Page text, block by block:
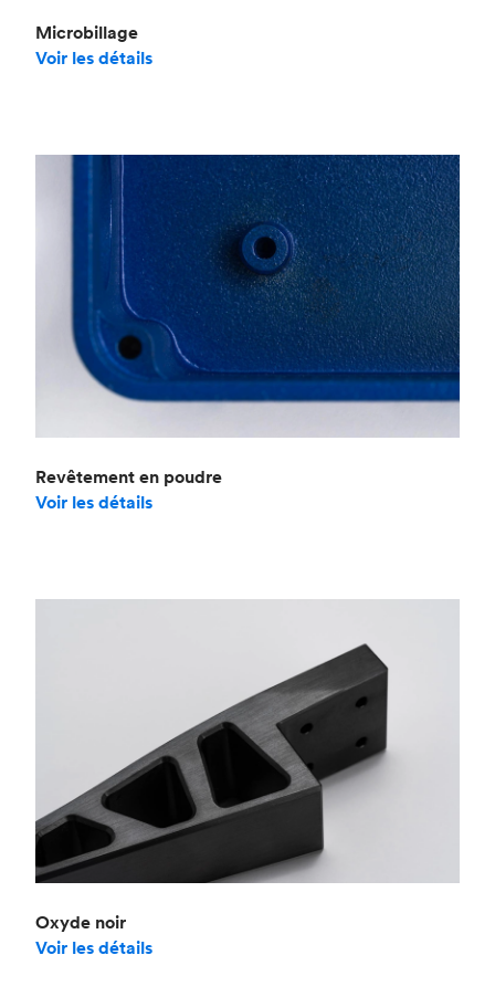
Microbillage
Voir les détails
Revêtement en poudre
Voir les détails
Oxyde noir
Voir les détails